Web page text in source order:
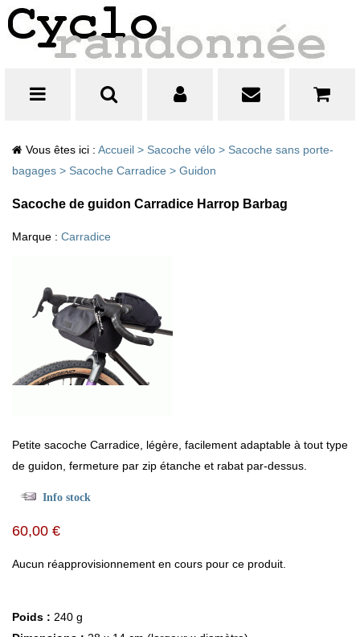
Vous êtes ici : Accueil > Sacoche vélo > Sacoche sans porte-
bagages > Sacoche Carradice > Guidon
Sacoche de guidon Carradice Harrop Barbag
Marque : Carradice
Petite sacoche Carradice, légère, facilement adaptable à tout type
de guidon, fermeture par zip étanche et rabat par-dessus.
Info stock
60,00 €
Aucun réapprovisionnement en cours pour ce produit.
Poids : 240 g